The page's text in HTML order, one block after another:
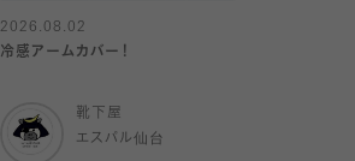
2026.08.02
冷感アームカバー！
靴下屋
エスパル仙台